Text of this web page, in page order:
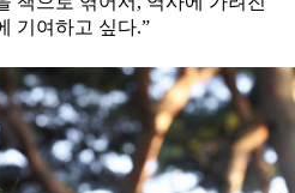
기여하고 싶다.”